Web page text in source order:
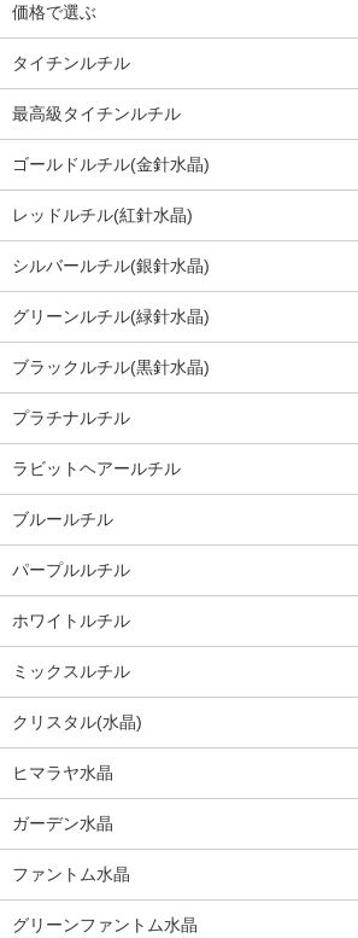
価格で選ぶ
タイチンルチル
最高級タイチンルチル
ゴールドルチル(金針水晶)
レッドルチル(紅針水晶)
シルバールチル(銀針水晶)
グリーンルチル(緑針水晶)
ブラックルチル(黒針水晶)
プラチナルチル
ラビットヘアールチル
ブルールチル
パープルルチル
ホワイトルチル
ミックスルチル
クリスタル(水晶)
ヒマラヤ水晶
ガーデン水晶
ファントム水晶
グリーンファントム水晶